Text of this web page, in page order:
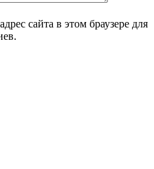
сайта в этом браузере для